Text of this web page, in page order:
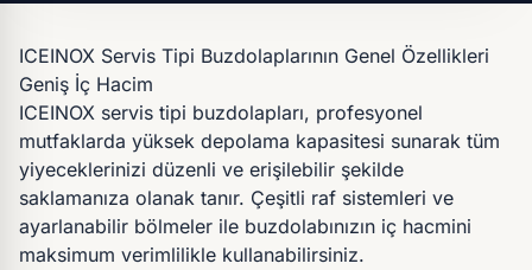
ICEINOX Servis Tipi Buzdolaplarının Genel Özellikleri
Geniş İç Hacim
ICEINOX servis tipi buzdolapları, profesyonel
mutfaklarda yüksek depolama kapasitesi sunarak tüm
yiyeceklerinizi düzenli ve erişilebilir şekilde
saklamanıza olanak tanır. Çeşitli raf sistemleri ve
ayarlanabilir bölmeler ile buzdolabınızın iç hacmini
maksimum verimlilikle kullanabilirsiniz.